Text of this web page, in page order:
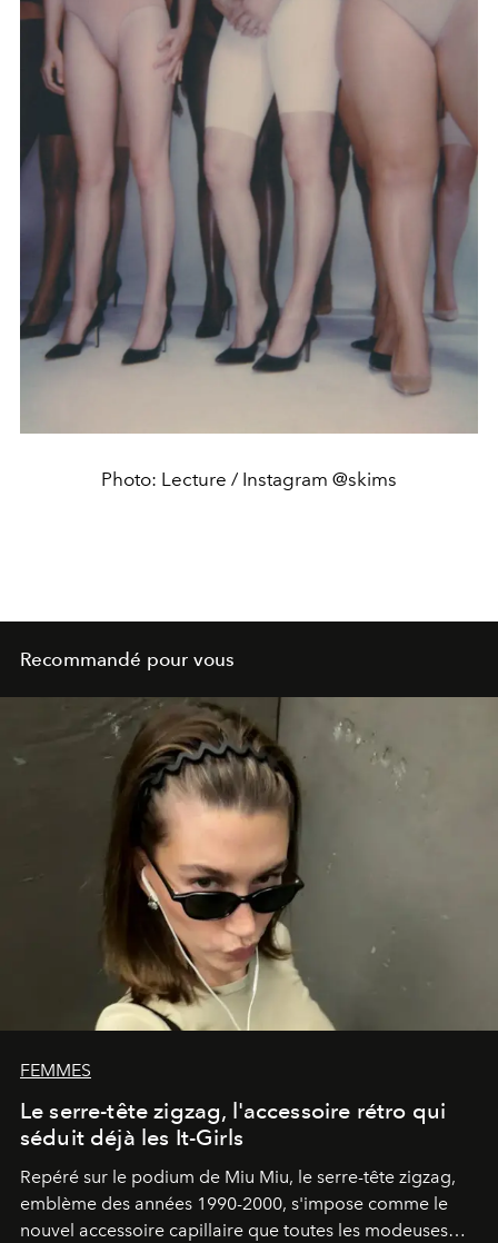
Photo: Lecture / Instagram @skims
Recommandé pour vous
FEMMES
Le serre-tête zigzag, l'accessoire rétro qui
séduit déjà les It-Girls
Repéré sur le podium de Miu Miu, le serre-tête zigzag,
emblème des années 1990-2000, s'impose comme le
nouvel accessoire capillaire que toutes les modeuses